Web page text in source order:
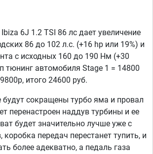
6J 1.2 TSI 86 лс дает увеличение
86 до 102 л.с. (+16 hp или 19%) и
с исходных 160 до 190 Нм (+30
тюнинг автомобиля Stage 1 = 14800
итого 24600 руб.
будут сокращены турбо яма и провал
перенастроен наддув турбины и ее
будет значительно лучше уже с
коробка передач перестанет тупить, и
более адекватно, а педаль газа